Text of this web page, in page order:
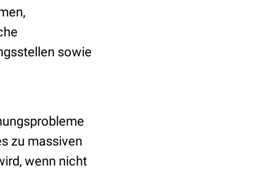
sowie
zu massiven
wenn nicht